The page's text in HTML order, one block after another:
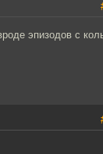
эпизодов с